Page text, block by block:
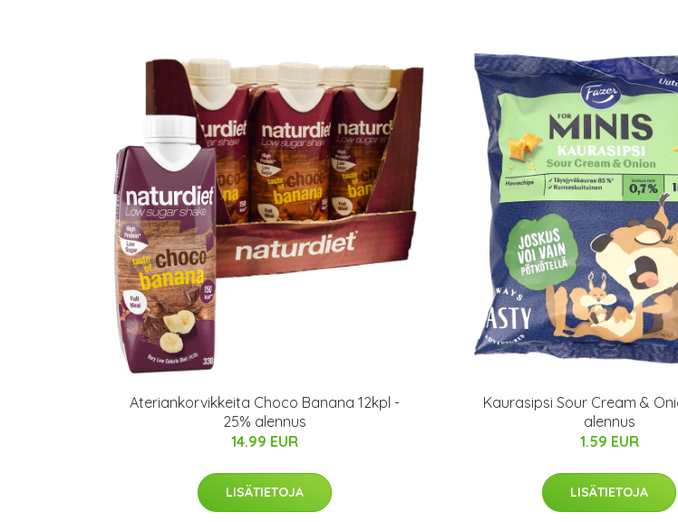
Ateriankorvikkeita Choco Banana 12kpl -
25% alennus
14.99 EUR
LISÄTIETOJA
Kaurasipsi Sour Cream &
alennus
1.59 EUR
LISÄTIETOJA